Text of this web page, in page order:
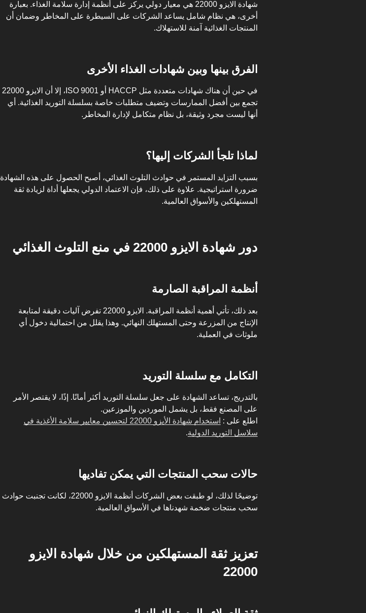
شهادة الايزو 22000 هي معيار دولي يركز على أنظمة إدارة سلامة الغذاء. بعبارة
أخرى، هي نظام شامل يساعد الشركات على السيطرة على المخاطر وضمان أن
المنتجات الغذائية آمنة للاستهلاك.
الفرق بينها وبين شهادات الغذاء الأخرى
في حين أن هناك شهادات متعددة مثل HACCP أو ISO 9001، إلا أن الايزو 22000
تجمع بين أفضل الممارسات وتضيف متطلبات خاصة بسلسلة التوريد الغذائية. أي
أنها ليست مجرد وثيقة، بل نظام متكامل لإدارة المخاطر.
لماذا تلجأ الشركات إليها؟
بسبب التزايد المستمر في حوادث التلوث الغذائي، أصبح الحصول على هذه الشهادة
ضرورة استراتيجية. علاوة على ذلك، فإن الاعتماد الدولي يجعلها أداة لزيادة ثقة
المستهلكين والأسواق العالمية.
دور شهادة الايزو 22000 في منع التلوث الغذائي
أنظمة المراقبة الصارمة
بعد ذلك، تأتي أهمية أنظمة المراقبة. الايزو 22000 تفرض آليات دقيقة لمتابعة
الإنتاج من المزرعة وحتى المستهلك النهائي. وهذا يقلل من احتمالية دخول أي
ملوثات في العملية.
التكامل مع سلسلة التوريد
بالتدريج، تساعد الشهادة على جعل سلسلة التوريد أكثر أمانًا. إذًا، لا يقتصر الأمر
على المصنع فقط، بل يشمل الموردين والموزعين.
اطلع على :
استخدام شهادة الأيزو 22000 لتحسين معايير سلامة الأغذية في
سلاسل التوريد الدولية.
حالات سحب المنتجات التي يمكن تفاديها
توضيحًا لذلك، لو طبقت بعض الشركات أنظمة الايزو 22000، لكانت تجنبت حوادث
سحب منتجات ضخمة شهدناها في الأسواق العالمية.
تعزيز ثقة المستهلكين من خلال شهادة الايزو
22000